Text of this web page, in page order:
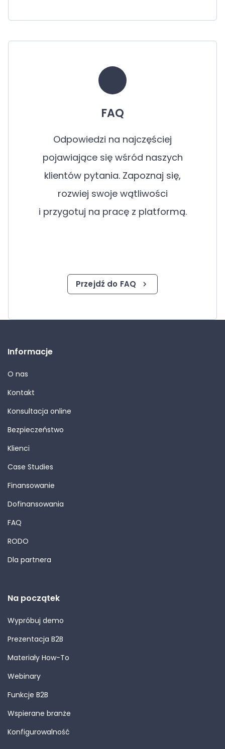
FAQ
Odpowiedzi na najczęściej
pojawiające się wśród naszych
klientów pytania. Zapoznaj się,
rozwiej swoje wątliwości
i przygotuj na pracę z platformą.
Przejdź do FAQ
Informacje
O nas
Kontakt
Konsultacja online
Bezpieczeństwo
Klienci
Case Studies
Finansowanie
Dofinansowania
FAQ
RODO
Dla partnera
Na początek
Wypróbuj demo
Prezentacja B2B
Materiały How-To
Webinary
Funkcje B2B
Wspierane branże
Konfigurowalność